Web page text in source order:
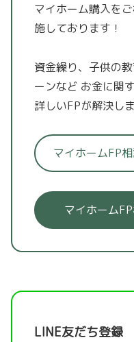
マイホーム購入を
施しております！
資金繰り、子供の
ーンなど お金に関
詳しいFPが解決し
マイホームFP
マイホーム
LINE友だち登録